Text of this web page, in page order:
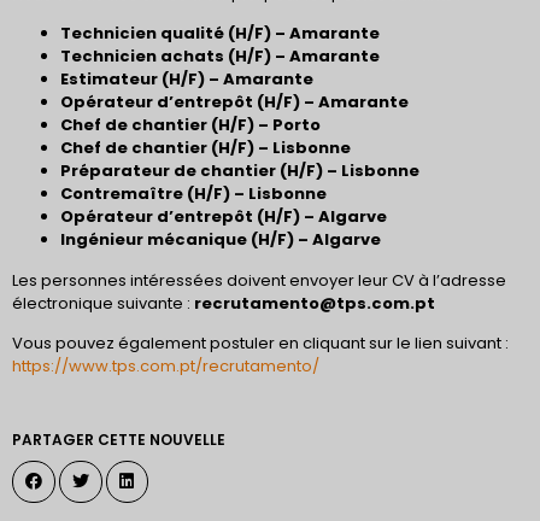
Technicien qualité (H/F) – Amarante
Technicien achats (H/F) – Amarante
Estimateur (H/F) – Amarante
Opérateur d’entrepôt (H/F) – Amarante
Chef de chantier (H/F) – Porto
Chef de chantier (H/F) – Lisbonne
Préparateur de chantier (H/F) – Lisbonne
Contremaître (H/F) – Lisbonne
Opérateur d’entrepôt (H/F) – Algarve
Ingénieur mécanique (H/F) – Algarve
Les personnes intéressées doivent envoyer leur CV à l’adresse
électronique suivante : recrutamento@tps.com.pt
Vous pouvez également postuler en cliquant sur le lien suivant :
https://www.tps.com.pt/recrutamento/
PARTAGER CETTE NOUVELLE